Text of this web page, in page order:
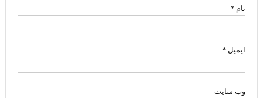
نام*
ایمیل *
وب‌ سایت